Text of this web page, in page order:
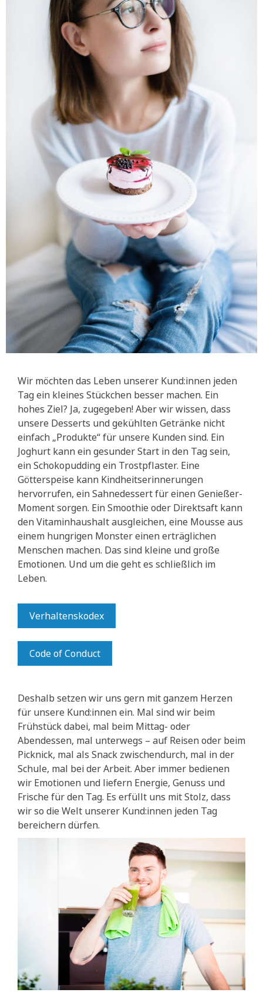
Wir möchten das Leben unserer Kund:innen jeden
Tag ein kleines Stückchen besser machen. Ein
hohes Ziel? Ja, zugegeben! Aber wir wissen, dass
unsere Desserts und gekühlten Getränke nicht
einfach „Produkte“ für unsere Kunden sind. Ein
Joghurt kann ein gesunder Start in den Tag sein,
ein Schokopudding ein Trostpflaster. Eine
Götterspeise kann Kindheitserinnerungen
hervorrufen, ein Sahnedessert für einen Genießer-
Moment sorgen. Ein Smoothie oder Direktsaft kann
den Vitaminhaushalt ausgleichen, eine Mousse aus
einem hungrigen Monster einen erträglichen
Menschen machen. Das sind kleine und große
Emotionen. Und um die geht es schließlich im
Leben.
Verhaltenskodex
Code of Conduct
Deshalb setzen wir uns gern mit ganzem Herzen
für unsere Kund:innen ein. Mal sind wir beim
Frühstück dabei, mal beim Mittag- oder
Abendessen, mal unterwegs – auf Reisen oder beim
Picknick, mal als Snack zwischendurch, mal in der
Schule, mal bei der Arbeit. Aber immer bedienen
wir Emotionen und liefern Energie, Genuss und
Frische für den Tag. Es erfüllt uns mit Stolz, dass
wir so die Welt unserer Kund:innen jeden Tag
bereichern dürfen.